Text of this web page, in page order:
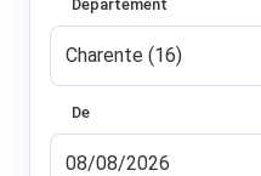
Département
De